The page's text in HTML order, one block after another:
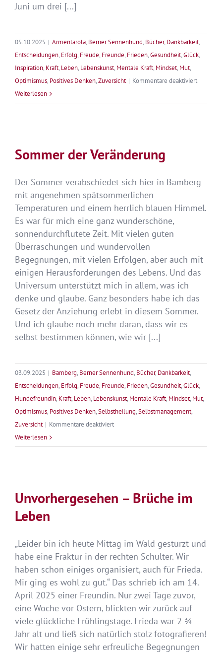
Juni um drei [...]
05.10.2025 | Armentarola, Berner Sennenhund, Bücher, Dankbarkeit,
Entscheidungen, Erfolg, Freude, Freunde, Frieden,Gesundheit,Glück,
Inspiration, Kraft, Leben, Lebenskunst, Mentale Kraft, Mindset, Mut,
Optimismus, Positives Denken,Zuversicht | Kommentare deaktiviertfür
in
Weiterlesen
Sommer der Veränderung
Der Sommer verabschiedet sich hier in Bamberg
mit angenehmen spätsommerlichen
Temperaturen und einem herrlich blauen Himmel.
Es war für mich eine ganz wunderschöne,
sonnendurchflutete Zeit. Mit vielen guten
Überraschungen und wundervollen
Begegnungen, mit vielen Erfolgen, aber auch mit
einigen Herausforderungen des Lebens. Und das
Universum unterstützt mich in allem, was ich
denke und glaube. Ganz besonders habe ich das
Gesetz der Anziehung erlebt in diesem Sommer.
Und ich glaube noch mehr daran, dass wir es
selbst bestimmen können, wie wir [...]
03.09.2025 | Bamberg, Berner Sennenhund, Bücher, Dankbarkeit,
Entscheidungen, Erfolg, Freude, Freunde, Frieden,Gesundheit,Glück,
Hundefreundin, Kraft, Leben, Lebenskunst, Mentale Kraft, Mindset, Mut,
Optimismus, Positives Denken,Selbstheilung,Selbstmanagement,
Zuversicht | Kommentare deaktiviertfür
der
Weiterlesen
Unvorhergesehen – Brüche im
Leben
„Leider bin ich heute Mittag im Wald gestürzt und
habe eine Fraktur in der rechten Schulter. Wir
haben schon einiges organisiert, auch für Frieda.
Mir ging es wohl zu gut.“ Das schrieb ich am 14.
April 2025 einer Freundin. Nur zwei Tage zuvor,
eine Woche vor Ostern, blickten wir zurück auf
viele glückliche Frühlingstage. Frieda war 2 ¾
Jahr alt und ließ sich natürlich stolz fotografieren!
Wir hatten einige sehr erfreuliche Begegnungen